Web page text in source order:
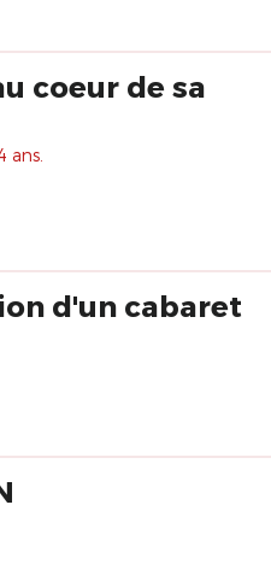
coeur de sa
ans.
d'un cabaret